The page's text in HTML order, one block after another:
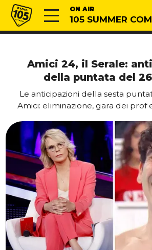
Vai al contenuto
Radio 105 ON AIR
105 SUMMER
Amici 24, il Serale:
della puntata del
Le anticipazioni della sesta
Amici: eliminazione, gara dei prof